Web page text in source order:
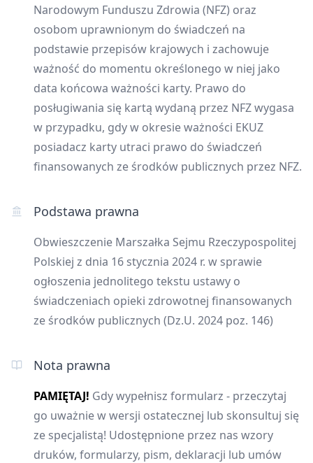
Narodowym Funduszu Zdrowia (NFZ) oraz
osobom uprawnionym do świadczeń na
podstawie przepisów krajowych i zachowuje
ważność do momentu określonego w niej jako
data końcowa ważności karty. Prawo do
posługiwania się kartą wydaną przez NFZ wygasa
w przypadku, gdy w okresie ważności EKUZ
posiadacz karty utraci prawo do świadczeń
finansowanych ze środków publicznych przez NFZ.
Podstawa prawna
Obwieszczenie Marszałka Sejmu Rzeczypospolitej
Polskiej z dnia 16 stycznia 2024 r. w sprawie
ogłoszenia jednolitego tekstu ustawy o
świadczeniach opieki zdrowotnej finansowanych
ze środków publicznych (Dz.U. 2024 poz. 146)
Nota prawna
PAMIĘTAJ! Gdy wypełnisz formularz - przeczytaj
go uważnie w wersji ostatecznej lub skonsultuj się
ze specjalistą! Udostępnione przez nas wzory
druków, formularzy, pism, deklaracji lub umów